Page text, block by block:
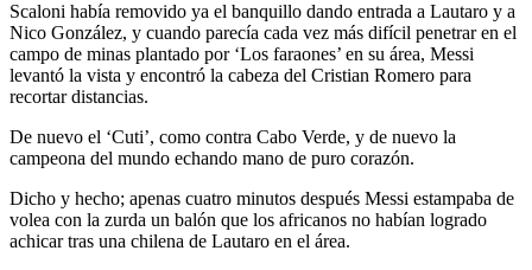
Scaloni había removido ya el banquillo dando entrada a Lautaro y a
Nico González, y cuando parecía cada vez más difícil penetrar en el
campo de minas plantado por ‘Los faraones’ en su área, Messi
levantó la vista y encontró la cabeza del Cristian Romero para
recortar distancias.
De nuevo el ‘Cuti’, como contra Cabo Verde, y de nuevo la
campeona del mundo echando mano de puro corazón.
Dicho y hecho; apenas cuatro minutos después Messi estampaba de
volea con la zurda un balón que los africanos no habían logrado
achicar tras una chilena de Lautaro en el área.